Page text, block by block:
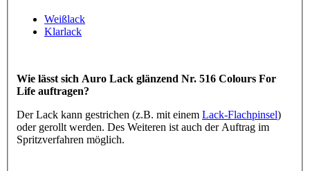
Weißlack
Klarlack
Wie lässt sich Auro Lack glänzend Nr. 516 Colours For
Life auftragen?
Der Lack kann gestrichen (z.B. mit einem Lack-Flachpinsel)
oder gerollt werden. Des Weiteren ist auch der Auftrag im
Spritzverfahren möglich.